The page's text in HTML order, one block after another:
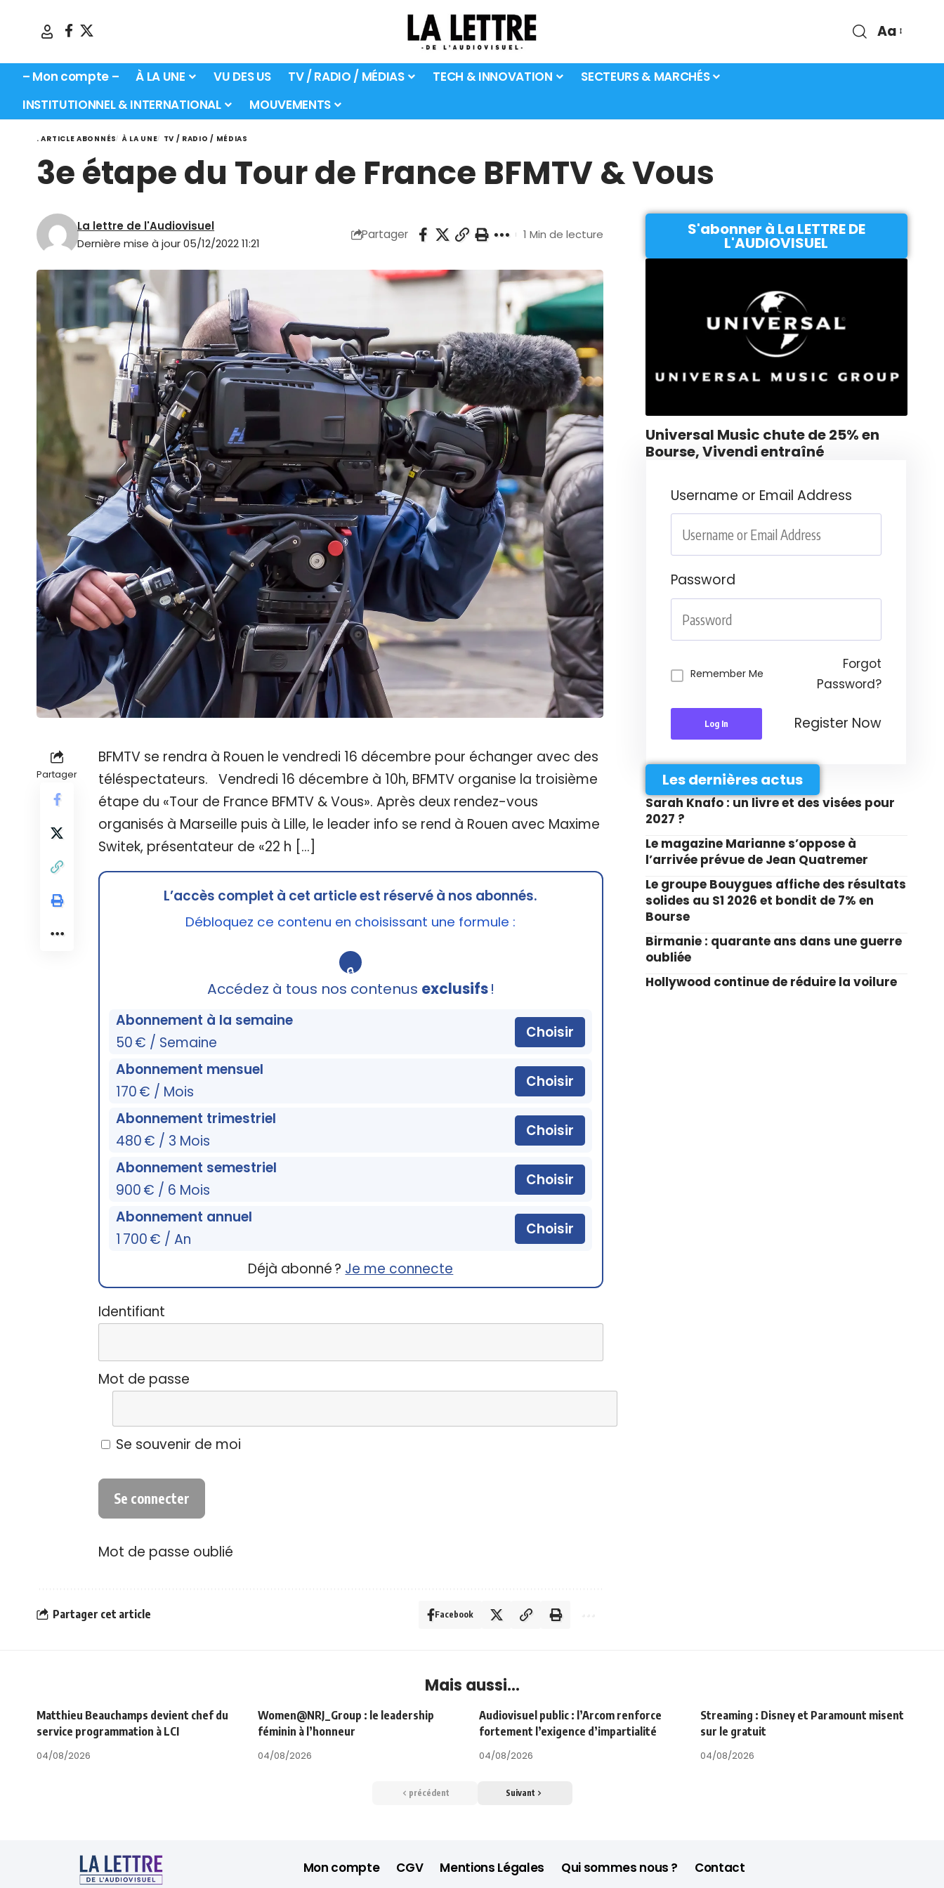
Aa
– Mon compte – À LA UNE VU DES US TV / RADIO / MÉDIAS TECH & INNOVATION
SECTEURS & MARCHÉS
INSTITUTIONNEL & INTERNATIONAL
MOUVEMENTS
. ARTICLE ABONNÉS À LA UNE TV / RADIO / MÉDIAS
3e étape du Tour de France BFMTV & Vous
Dernière mise à jour 05/12/2022 11:21
La lettre de l'Audiovisuel
Partager 1 Min de lecture
Partager
BFMTV se rendra à Rouen le vendredi 16 décembre pour échanger avec des
téléspectateurs. Vendredi 16 décembre à 10h, BFMTV organise la troisième
étape du «Tour de France BFMTV & Vous». Après deux rendez-vous
organisés à Marseille puis à Lille, le leader info se rend à Rouen avec Maxime
Switek, présentateur de «22 h […]
L’accès complet à cet article est réservé à nos abonnés.
Débloquez ce contenu en choisissant une formule :
🔒
Accédez à tous nos contenus exclusifs!
Abonnement à la semaine
50 € / Semaine
Choisir
Abonnement mensuel
170 € / Mois
Choisir
Abonnement trimestriel
480 € / 3 Mois
Choisir
Abonnement semestriel
900 € / 6 Mois
Choisir
Abonnement annuel
1 700 € / An
Choisir
Déjà abonné ? Je me connecte
Identifiant
Mot de passe
Se souvenir de moi
Mot de passe oublié
Partager cet article Facebook
S'abonner à La LETTRE DE
L'AUDIOVISUEL
Universal Music chute de 25% en
Bourse, Vivendi entraîné
Username or Email Address
Password
Remember Me
Forgot
Password?
Log In Register Now
Les dernières actus
Sarah Knafo : un livre et des visées pour
2027 ?
Le magazine Marianne s’oppose à
l’arrivée prévue de Jean Quatremer
Le groupe Bouygues affiche des résultats
solides au S1 2026 et bondit de 7% en
Bourse
Birmanie : quarante ans dans une guerre
oubliée
Hollywood continue de réduire la voilure
Mais aussi...
Matthieu Beauchamps devient chef du
service programmation à LCI
04/08/2026
Women@NRJ_Group : le leadership
féminin à l’honneur
04/08/2026
Audiovisuel public : l’Arcom renforce
fortement l’exigence d’impartialité
04/08/2026
Streaming : Disney et Paramount misent
sur le gratuit
04/08/2026
précédent Suivant
Mon compte CGV Mentions Légales Qui sommes nous ? Contact